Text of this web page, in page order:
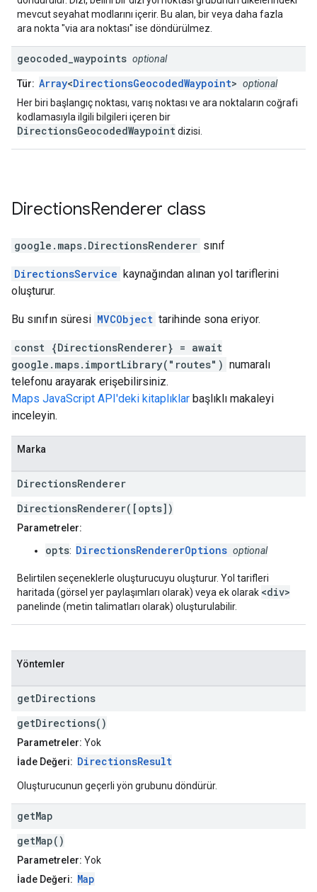
mevcut seyahat modlarını içerir. Bu alan, bir veya daha fazla
ara nokta "via ara noktası" ise döndürülmez.
geocoded waypoints optional
Tür: Array<DirectionsGeocodedWaypoint> optional
Her biri başlangıç noktası, varış noktası ve ara noktaların coğrafi
kodlamasıyla ilgili bilgileri içeren bir
DirectionsGeocodedWaypointdizisi.
DirectionsRenderer class
google.maps. DirectionsRenderer sınıf
DirectionsService kaynağından alınan yol tariflerini
oluşturur.
Bu sınıfın süresi MVCObject tarihinde sona eriyor.
const {DirectionsRenderer} = await
google.maps.importLibrary("routes") numaralı
telefonu arayarak erişebilirsiniz.
Maps JavaScript API'deki kitaplıklar başlıklı makaleyi
inceleyin.
Marka
DirectionsRenderer
DirectionsRenderer([opts])
Parametreler:
opts: DirectionsRendererOptions optional
Belirtilen seçeneklerle oluşturucuyu oluşturur. Yol tarifleri
haritada (görsel yer paylaşımları olarak) veya ek olarak <div>
panelinde (metin talimatları olarak) oluşturulabilir.
Yöntemler
getDirections
getDirections()
Parametreler: Yok
İade Değeri: DirectionsResult
Oluşturucunun geçerli yön grubunu döndürür.
getMap
getMap()
Parametreler: Yok
İade Değeri: Map